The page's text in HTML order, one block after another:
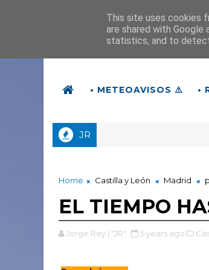
• METEOAVISOS ⚠️ •
JR
Home Castilla y León Madrid
EL TIEMPO
Jorge Rey | "JR" 5 years ago
This site uses cookies
are shared with
statistics, and to